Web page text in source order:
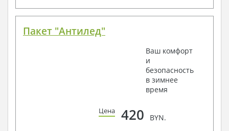
Пакет "Антилед"
Ваш комфорт
и
безопасность
в зимнее
время
Цена 420 BYN.